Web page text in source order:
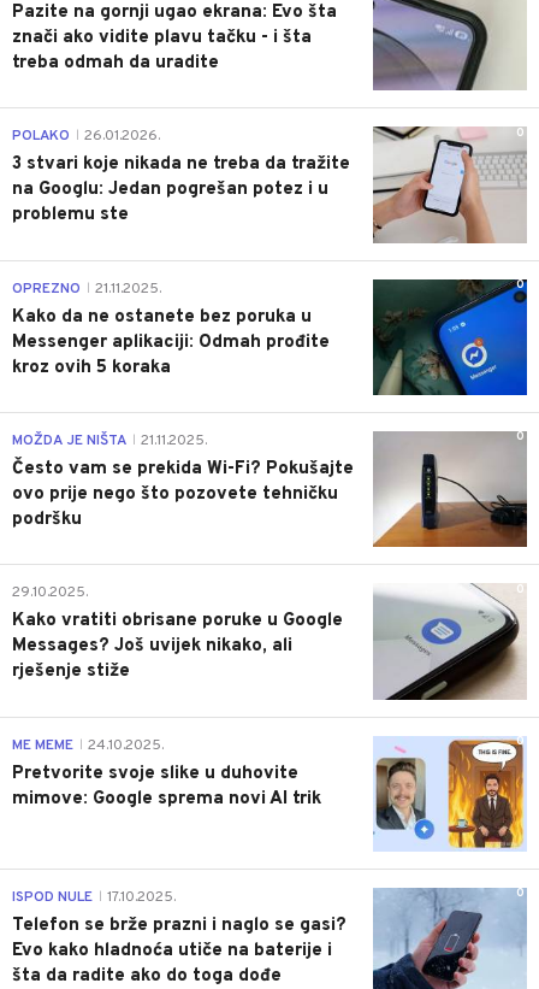
Pazite na gornji ugao ekrana: Evo šta
znači ako vidite plavu tačku - i šta
treba odmah da uradite
0
POLAKO 26.01.2026.
3 stvari koje nikada ne treba da tražite
na Googlu: Jedan pogrešan potez i u
problemu ste
0
OPREZNO 21.11.2025.
Kako da ne ostanete bez poruka u
Messenger aplikaciji: Odmah prođite
kroz ovih 5 koraka
0
MOŽDA JE NIŠTA 21.11.2025.
Često vam se prekida Wi-Fi? Pokušajte
ovo prije nego što pozovete tehničku
podršku
0
29.10.2025.
Kako vratiti obrisane poruke u Google
Messages? Još uvijek nikako, ali
rješenje stiže
0
ME MEME 24.10.2025.
Pretvorite svoje slike u duhovite
mimove: Google sprema novi AI trik
0
ISPOD NULE 17.10.2025.
Telefon se brže prazni i naglo se gasi?
Evo kako hladnoća utiče na baterije i
šta da radite ako do toga dođe